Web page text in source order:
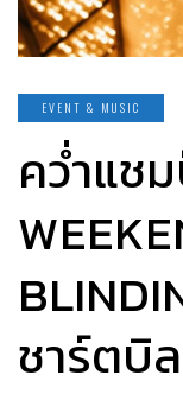
EVENT & MUSIC
คว่ำแช
ชาร์ตบิ